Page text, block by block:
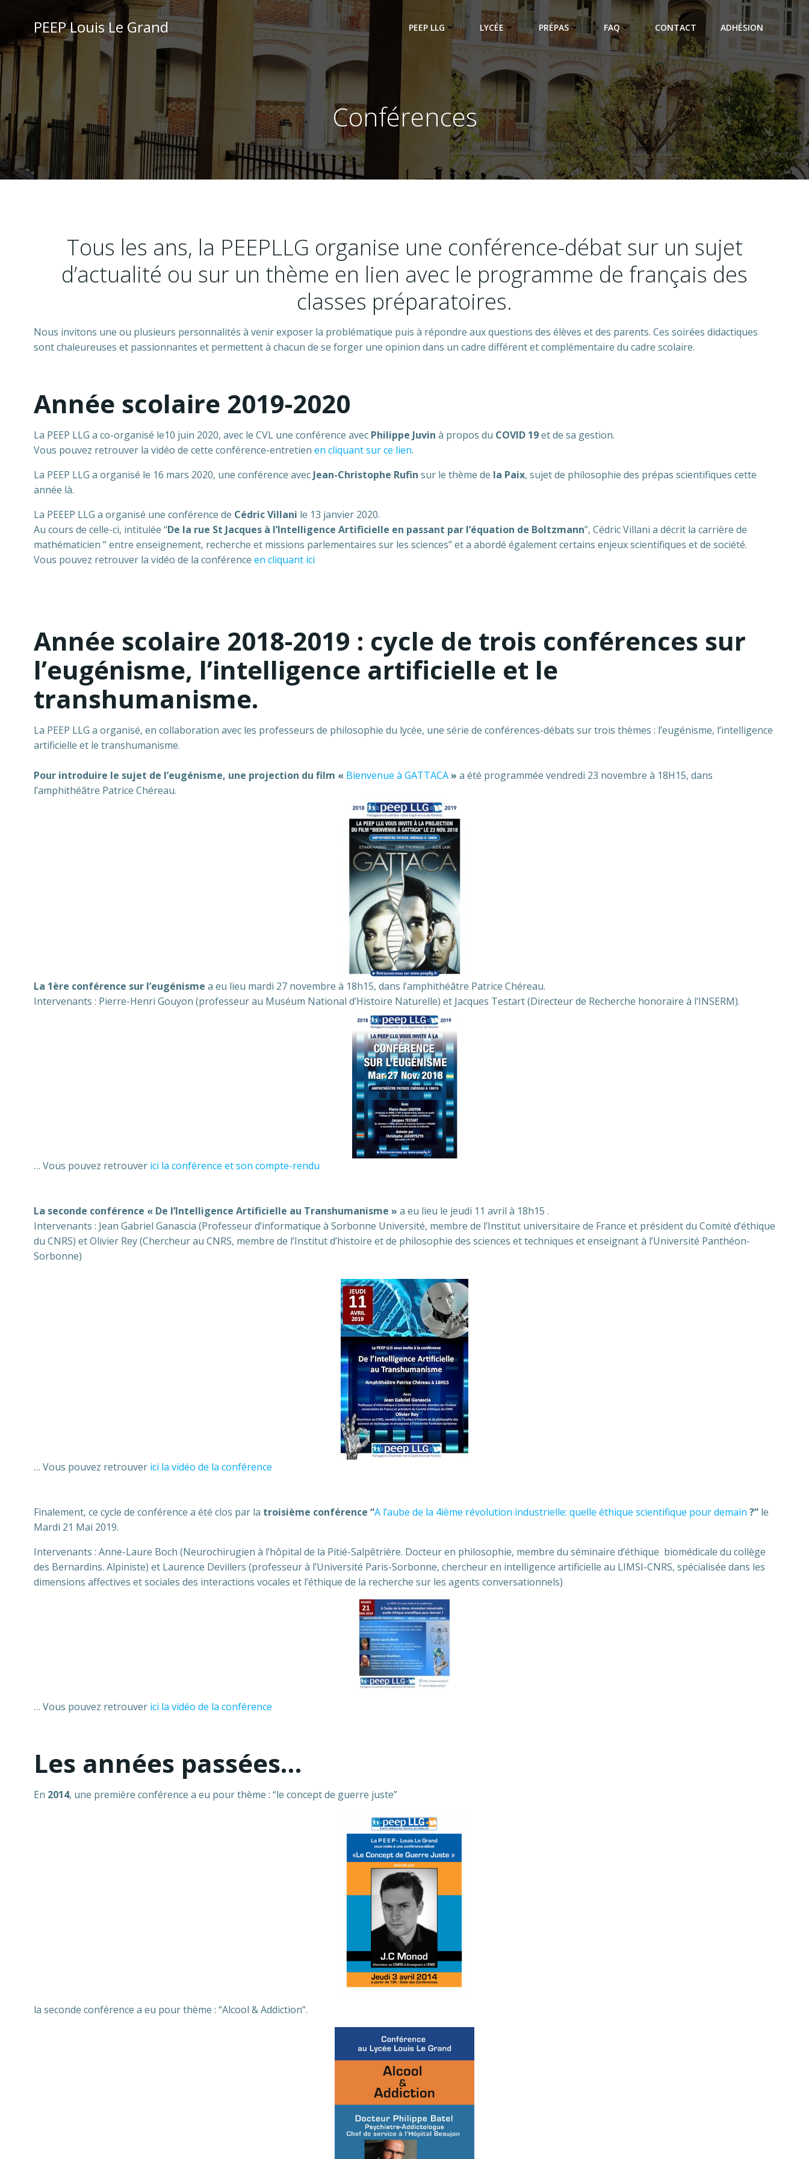
contenuPEEP Louis Le Grand PEEP LLG LYCÉE PRÉPAS FAQ CONTACT ADHÉSION
Conférences
Tous les ans, la PEEPLLG organise une conférence-débat sur un sujet
d’actualité ou sur un thème en lien avec le programme de français des
classes préparatoires.
Nous invitons une ou plusieurs personnalités à venir exposer la problématique puis à répondre aux questions des élèves et des parents. Ces soirées didactiques
sont chaleureuses et passionnantes et permettent à chacun de se forger une opinion dans un cadre différent et complémentaire du cadre scolaire.
Année scolaire 2019-2020
La PEEP LLG a co-organisé le10 juin 2020, avec le CVL une conférence avec Philippe Juvin à propos du COVID 19et de sa gestion.
Vous pouvez retrouver la vidéo de cette conférence-entretien en cliquant sur ce lien.
La PEEP LLG a organisé le 16 mars 2020, une conférence avec Jean-Christophe Rufin sur le thème de la Paix, sujet de philosophie des prépas scientifiques cette
année là.
La PEEEP LLG a organisé une conférence de Cédric Villani le 13 janvier 2020.
Au cours de celle-ci, intitulée “De la rue St Jacques à l’Intelligence Artificielle en passant par l’équation de Boltzmann”, Cédric Villani a décrit la carrière de
mathématicien ” entre enseignement, recherche et missions parlementaires sur les sciences” et a abordé également certains enjeux scientifiques et de société.
Vous pouvez retrouver la vidéo de la conférence en cliquant ici
Année scolaire 2018-2019 : cycle de trois conférences sur
l’eugénisme, l’intelligence artificielle et le
transhumanisme.
La PEEP LLG a organisé, en collaboration avec les professeurs de philosophie du lycée, une série de conférences-débats sur trois thèmes : l’eugénisme, l’intelligence
artificielle et le transhumanisme.
Pour introduire le sujet de l’eugénisme, une projection du film « Bienvenue à GATTACA» a été programmée vendredi 23 novembre à 18H15, dans
l’amphithéâtre Patrice Chéreau.
La 1ère conférence sur l’eugénisme a eu lieu mardi 27 novembre à 18h15, dans l’amphithéâtre Patrice Chéreau.
Intervenants : Pierre-Henri Gouyon (professeur au Muséum National d’Histoire Naturelle) et Jacques Testart (Directeur de Recherche honoraire à l’INSERM).
… Vous pouvez retrouver ici la conférence et son compte-rendu
La seconde conférence « De l’Intelligence Artificielle au Transhumanisme » a eu lieu le jeudi 11 avril à 18h15 .
Intervenants : Jean Gabriel Ganascia (Professeur d’informatique à Sorbonne Université, membre de l’Institut universitaire de France et président du Comité d’éthique
du CNRS) et Olivier Rey (Chercheur au CNRS, membre de l’Institut d’histoire et de philosophie des sciences et techniques et enseignant à l’Université Panthéon-
Sorbonne)
… Vous pouvez retrouver ici la vidéo de la conférence
Finalement, ce cycle de conférence a été clos par la troisième conférence “A l’aube de la 4ième révolution industrielle: quelle éthique scientifique pour demain ?” le
Mardi 21 Mai 2019.
Intervenants : Anne-Laure Boch (Neurochirugien à l’hôpital de la Pitié-Salpêtrière. Docteur en philosophie, membre du séminaire d’éthique biomédicale du collège
des Bernardins. Alpiniste) et Laurence Devillers (professeur à l’Université Paris-Sorbonne, chercheur en intelligence artificielle au LIMSI-CNRS, spécialisée dans les
dimensions affectives et sociales des interactions vocales et l’éthique de la recherche sur les agents conversationnels)
… Vous pouvez retrouver ici la vidéo de la conférence
Les années passées…
En 2014, une première conférence a eu pour thème : “le concept de guerre juste”
la seconde conférence a eu pour thème : “Alcool & Addiction”.